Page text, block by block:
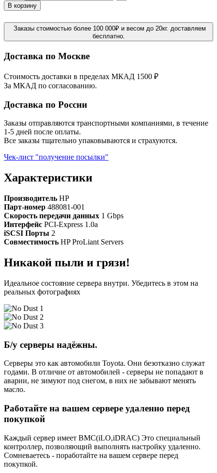
В корзину
Заказы стоимостью более 100 000₽ и весом до 20кг. доставляем
бесплатно.
Доставка по Москве
Стоимость доставки в пределах МКАД 1500 ₽
За МКАД по согласованию.
Доставка по России
Заказы отправляются транспортными компаниями, в течение
1-5 дней после оплаты.
Все заказы тщательно упаковываются и страхуются.
Чек-лист "получение посылки"
Характеристики
Производитель HP
Парт-номер 488081-001
Скорость передачи данных 1 Gbps
Интерфейс PCI-Express 1.0a
iSCSI Порты 2
Совместимость HP ProLiant Servers
Никакой пыли и грязи!
Идеальное состояние сервера внутри. Убедитесь в этом на
реальных фотографиях
Б/у серверы надёжны.
Серверы это как автомобили Toyota. Они безотказно служат
годами. В отличие от автомобилей - серверы не попадают в
аварии, не зимуют под снегом, в них не забывают менять
масло.
Работайте на вашем сервере удаленно перед
покупкой
Каждый сервер имеет BMC(iLO,iDRAC) Это специальный
контроллер, позволяющий выполнять настройку удаленно.
Сомневаетесь - поработайте на вашем сервере перед
покупкой.